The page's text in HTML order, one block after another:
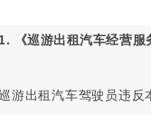
1. 《巡游出租汽车经营
游出租汽车驾驶员违反